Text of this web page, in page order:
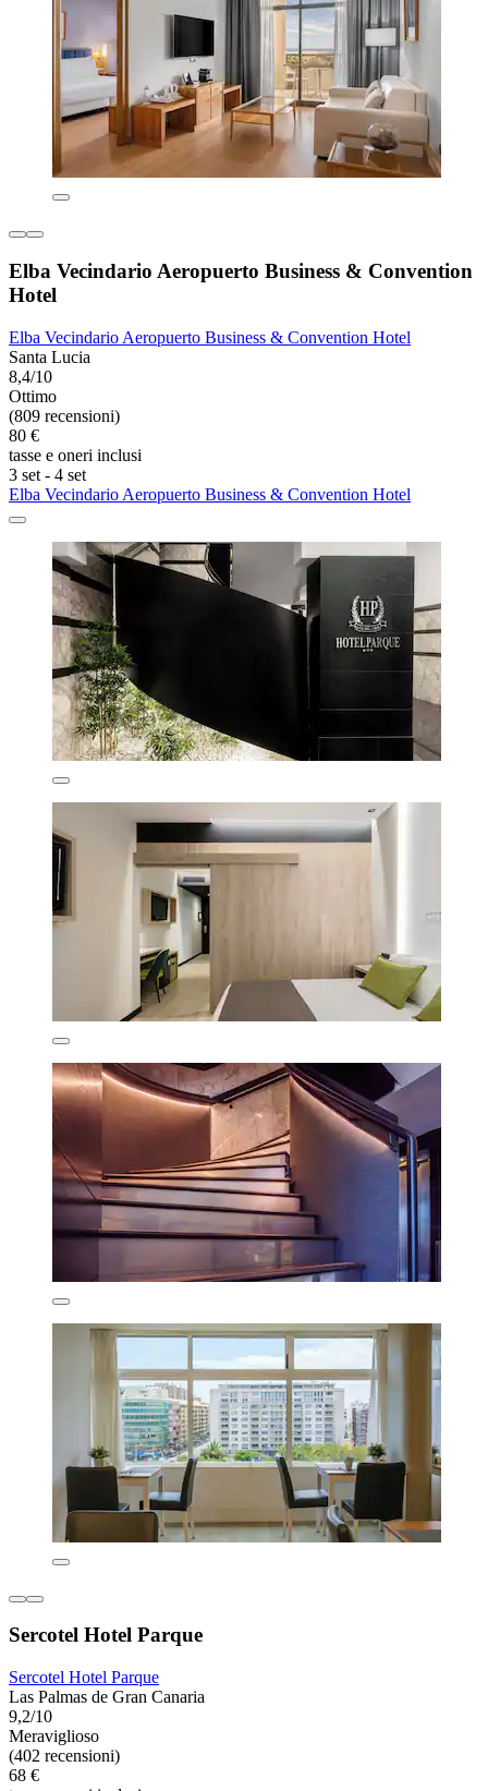
Elba Vecindario Aeropuerto Business & Convention
Hotel
Elba Vecindario Aeropuerto Business & Convention Hotel
Santa Lucia
8,4/10
Ottimo
(809 recensioni)
80 €
tasse e oneri inclusi
3 set - 4 set
Elba Vecindario Aeropuerto Business & Convention Hotel
Sercotel Hotel Parque
Sercotel Hotel Parque
Las Palmas de Gran Canaria
9,2/10
Meraviglioso
(402 recensioni)
68 €